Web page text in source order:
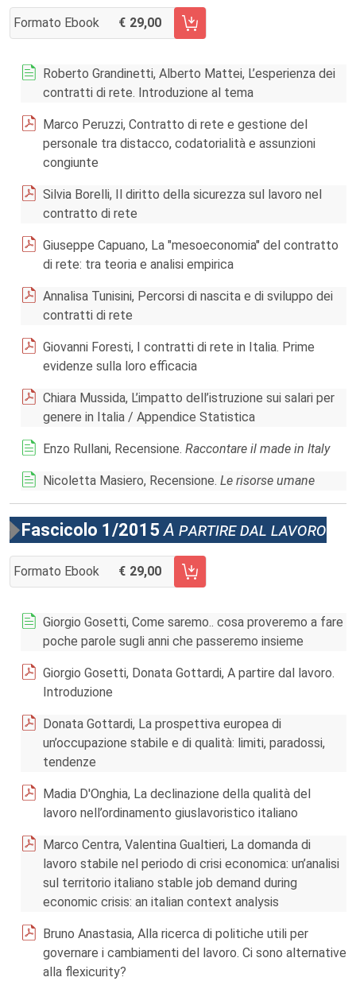
Formato Ebook 29,00
AGGIUNGI AL CARRELLO FASCICOLO 2/2015
Roberto Grandinetti, Alberto Mattei, L’esperienza dei
contratti di rete. Introduzione al tema
Marco Peruzzi, Contratto di rete e gestione del
personale tra distacco, codatorialità e assunzioni
congiunte
Silvia Borelli, Il diritto della sicurezza sul lavoro nel
contratto di rete
Giuseppe Capuano, La "mesoeconomia" del contratto
di rete: tra teoria e analisi empirica
Annalisa Tunisini, Percorsi di nascita e di sviluppo dei
contratti di rete
Giovanni Foresti, I contratti di rete in Italia. Prime
evidenze sulla loro efficacia
Chiara Mussida, L’impatto dell’istruzione sui salari per
genere in Italia / Appendice Statistica
Enzo Rullani, Recensione. Raccontare il made in Italy
Nicoletta Masiero, Recensione. Le risorse umane
Fascicolo 1/2015 A partire dal lavoro
Formato Ebook 29,00
AGGIUNGI AL CARRELLO FASCICOLO 1/2015
Giorgio Gosetti, Come saremo.. cosa proveremo a fare
poche parole sugli anni che passeremo insieme
Giorgio Gosetti, Donata Gottardi, A partire dal lavoro.
Introduzione
Donata Gottardi, La prospettiva europea di
un’occupazione stabile e di qualità: limiti, paradossi,
tendenze
Madia D'Onghia, La declinazione della qualità del
lavoro nell’ordinamento giuslavoristico italiano
Marco Centra, Valentina Gualtieri, La domanda di
lavoro stabile nel periodo di crisi economica: un’analisi
sul territorio italiano stable job demand during
economic crisis: an italian context analysis
Bruno Anastasia, Alla ricerca di politiche utili per
governare i cambiamenti del lavoro. Ci sono alternative
alla flexicurity?